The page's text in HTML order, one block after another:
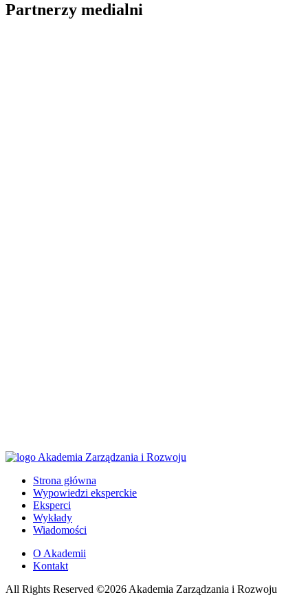
Partnerzy medialni
Strona główna
Wypowiedzi eksperckie
Eksperci
Wykłady
Wiadomości
O Akademii
Kontakt
All Rights Reserved ©2026 Akademia Zarządzania i Rozwoju